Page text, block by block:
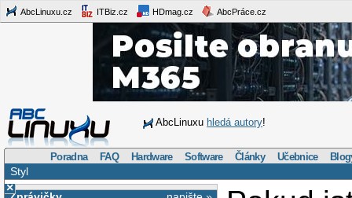
AbcLinuxu.cz ITBiz.cz HDmag.cz AbcPráce.cz
AbcLinuxu hledá autory!
Poradna FAQ Hardware Software Články Učebnice
Styl
×